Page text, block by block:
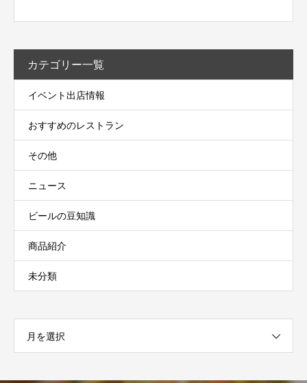
カテゴリー一覧
イベント出店情報
おすすめのレストラン
その他
ニュース
ビールの豆知識
商品紹介
未分類
月を選択